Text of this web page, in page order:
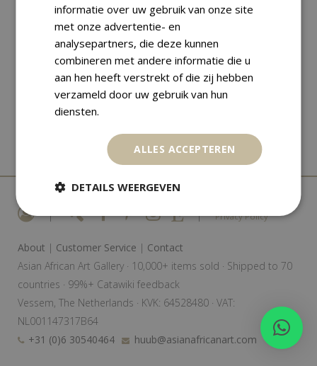
| | Privacy Policy
About | Customer Service | Contact
Asian African Art Gallery · 10,000+ items sold · Shipped to 70
countries · 99%+ Catawiki feedback
Vessem, The Netherlands · KVK: 64528480 · VAT:
NL001147317B64
+31 (0)6 30540464
huub@asianafricanart.com
informatie over uw gebruik van onze site
met onze advertentie- en
analysepartners, die deze kunnen
combineren met andere informatie die u
aan hen heeft verstrekt of die zij hebben
verzameld door uw gebruik van hun
diensten.
ALLES ACCEPTEREN
DETAILS WEERGEVEN